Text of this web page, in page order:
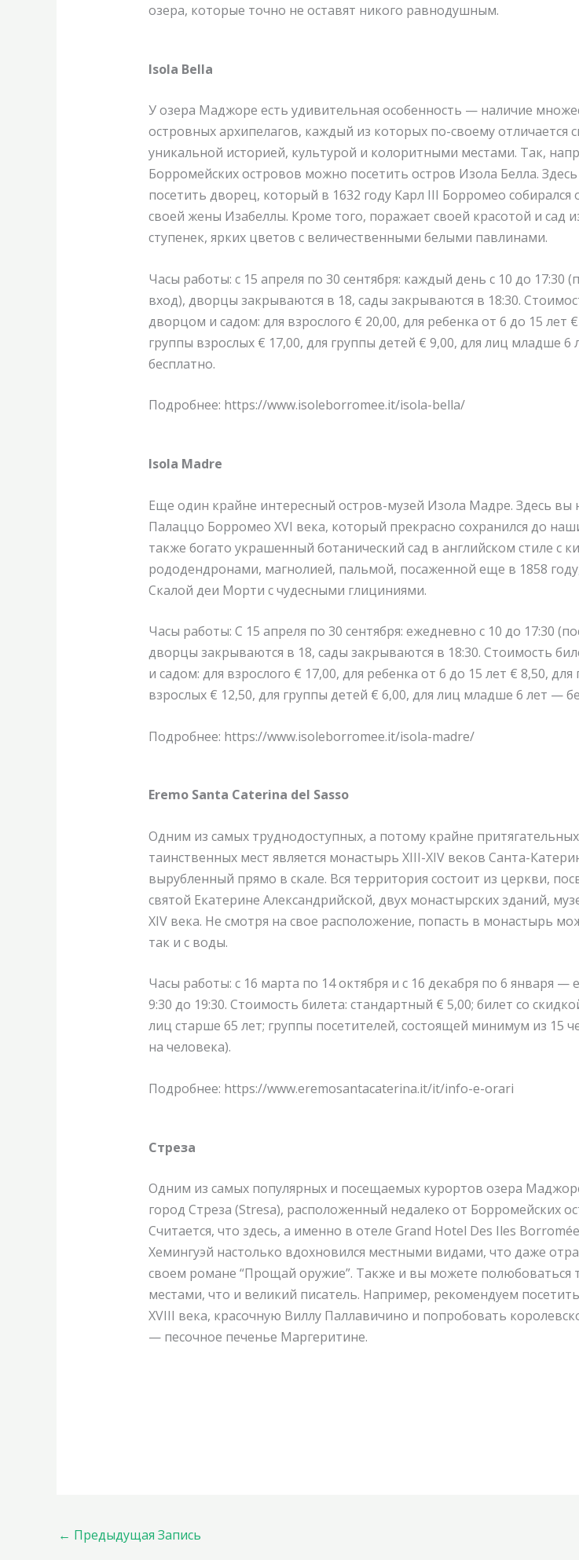
озера, которые точно не оставят никого равнодушным.
Isola Bella
У озера Маджоре есть удивительная особенность — наличие
островных архипелагов, каждый из которых по-своему отличается
уникальной историей, культурой и колоритными местами. Так,
Борромейских островов можно посетить остров Изола Белла.
посетить дворец, который в 1632 году Карл III Борромео собирался
своей жены Изабеллы. Кроме того, поражает своей красотой и сад
ступенек, ярких цветов с величественными белыми павлинами.
Часы работы: с 15 апреля по 30 сентября: каждый день с 10 до 17:30
вход), дворцы закрываются в 18, сады закрываются в 18:30.
дворцом и садом: для взрослого € 20,00, для ребенка от 6 до 15 лет
группы взрослых € 17,00, для группы детей € 9,00, для лиц младше 6
бесплатно.
Подробнее: https://www.isoleborromee.it/isola-bella/
Isola Madre
Еще один крайне интересный остров-музей Изола Мадре. Здесь вы
Палаццо Борромео XVI века, который прекрасно сохранился до
также богато украшенный ботанический сад в английском стиле с
рододендронами, магнолией, пальмой, посаженной еще в 1858
Скалой деи Морти с чудесными глициниями.
Часы работы: С 15 апреля по 30 сентября: ежедневно с 10 до 17:30
дворцы закрываются в 18, сады закрываются в 18:30. Стоимость
и садом: для взрослого € 17,00, для ребенка от 6 до 15 лет € 8,50, для
взрослых € 12,50, для группы детей € 6,00, для лиц младше 6 лет —
Подробнее: https://www.isoleborromee.it/isola-madre/
Eremo Santa Caterina del Sasso
Одним из самых труднодоступных, а потому крайне
таинственных мест является монастырь XIII-XIV веков Санта-
вырубленный прямо в скале. Вся территория состоит из церкви,
святой Екатерине Александрийской, двух монастырских зданий,
XIV века. Не смотря на свое расположение, попасть в монастырь
так и с воды.
Часы работы: с 16 марта по 14 октября и с 16 декабря по 6 января —
9:30 до 19:30. Стоимость билета: стандартный € 5,00; билет со
лиц старше 65 лет; группы посетителей, состоящей минимум из 15
на человека).
Подробнее: https://www.eremosantacaterina.it/it/info-e-orari
Стреза
Одним из самых популярных и посещаемых курортов озера
город Стреза (Stresa), расположенный недалеко от Борромейских
Считается, что здесь, а именно в отеле Grand Hotel Des Iles
Хемингуэй настолько вдохновился местными видами, что даже
своем романе “Прощай оружие”. Также и вы можете полюбоваться
местами, что и великий писатель. Например, рекомендуем
XVIII века, красочную Виллу Паллавичино и попробовать
— песочное печенье Маргеритине.
← Предыдущая Запись